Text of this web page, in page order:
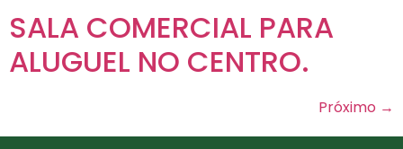
SALA COMERCIAL PARA
ALUGUEL NO CENTRO.
Próximo →